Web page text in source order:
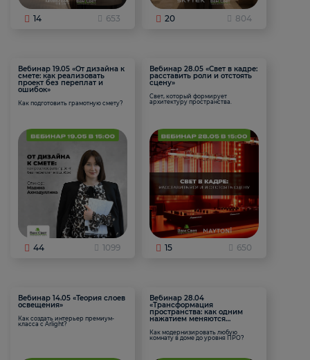
14 653 20 804
Вебинар 19.05 «От дизайна к
смете: как реализовать
проект без переплат и
ошибок»
Как подготовить грамотную смету?
44 1099
Вебинар 28.05 «Свет в кадре:
расставить роли и отстоять
сцену»
Свет, который формирует
архитектуру пространства.
15 650
Вебинар 14.05 «Теория слоев
освещения»
Как создать интерьер премиум-
класса с Arlight?
Вебинар 28.04
«Трансформация
пространства: как одним
нажатием меняются
Как модернизировать любую
комнату в доме до уровня ПРО?